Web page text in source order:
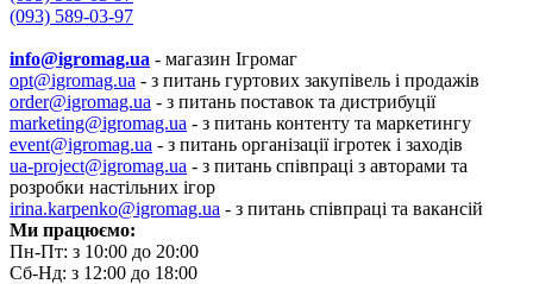
(093) 589-03-97
info@igromag.ua - магазин Ігромаг
opt@igromag.ua - з питань гуртових закупівель і продажів
order@igromag.ua - з питань поставок та дистрибуції
marketing@igromag.ua - з питань контенту та маркетингу
event@igromag.ua - з питань організації ігротек і заходів
ua-project@igromag.ua - з питань співпраці з авторами та
розробки настільних ігор
irina.karpenko@igromag.ua - з питань співпраці та вакансій
Ми працюємо:
Пн-Пт: з 10:00 до 20:00
Сб-Нд: з 12:00 до 18:00